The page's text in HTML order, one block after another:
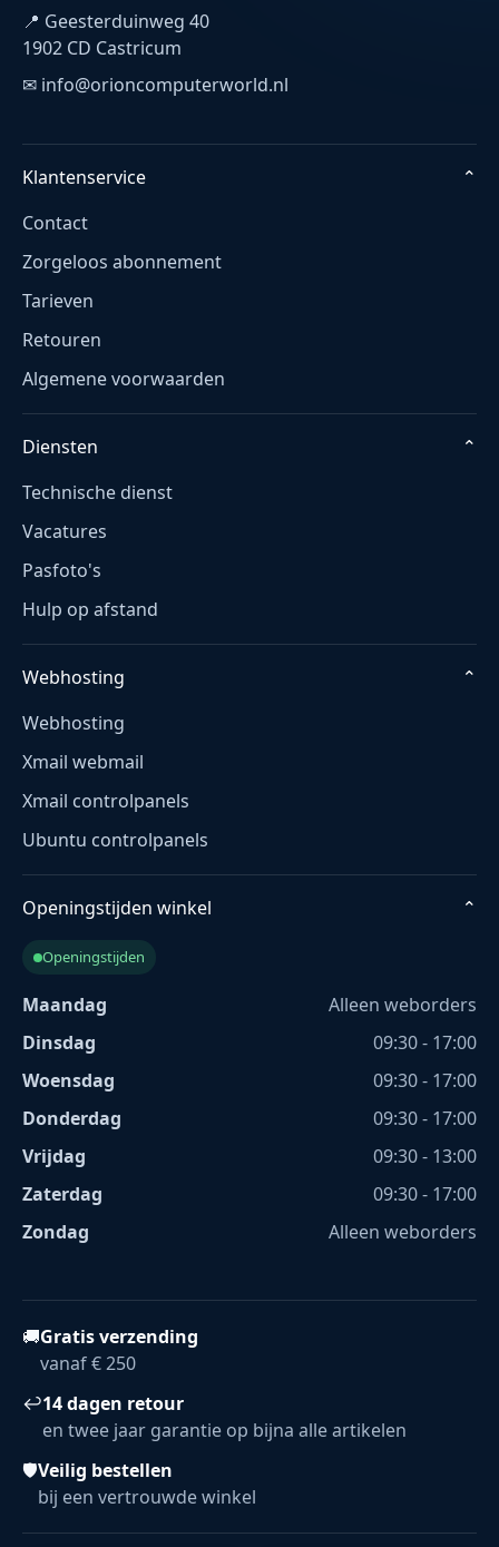
📍 Geesterduinweg 40
1902 CD Castricum
✉ info@orioncomputerworld.nl
Klantenservice
⌄
Contact
Zorgeloos abonnement
Tarieven
Retouren
Algemene voorwaarden
Diensten
⌄
Technische dienst
Vacatures
Pasfoto's
Hulp op afstand
Webhosting
⌄
Webhosting
Xmail webmail
Xmail controlpanels
Ubuntu controlpanels
Openingstijden winkel ⌄
Openingstijden
Maandag
Alleen weborders
Dinsdag
09:30 - 17:00
Woensdag
09:30 - 17:00
Donderdag
09:30 - 17:00
Vrijdag
09:30 - 13:00
Zaterdag
09:30 - 17:00
Zondag
Alleen weborders
🚚Gratis verzending
vanaf € 250
↩14 dagen retour
en twee jaar garantie op bijna alle artikelen
🛡Veilig bestellen
bij een vertrouwde winkel